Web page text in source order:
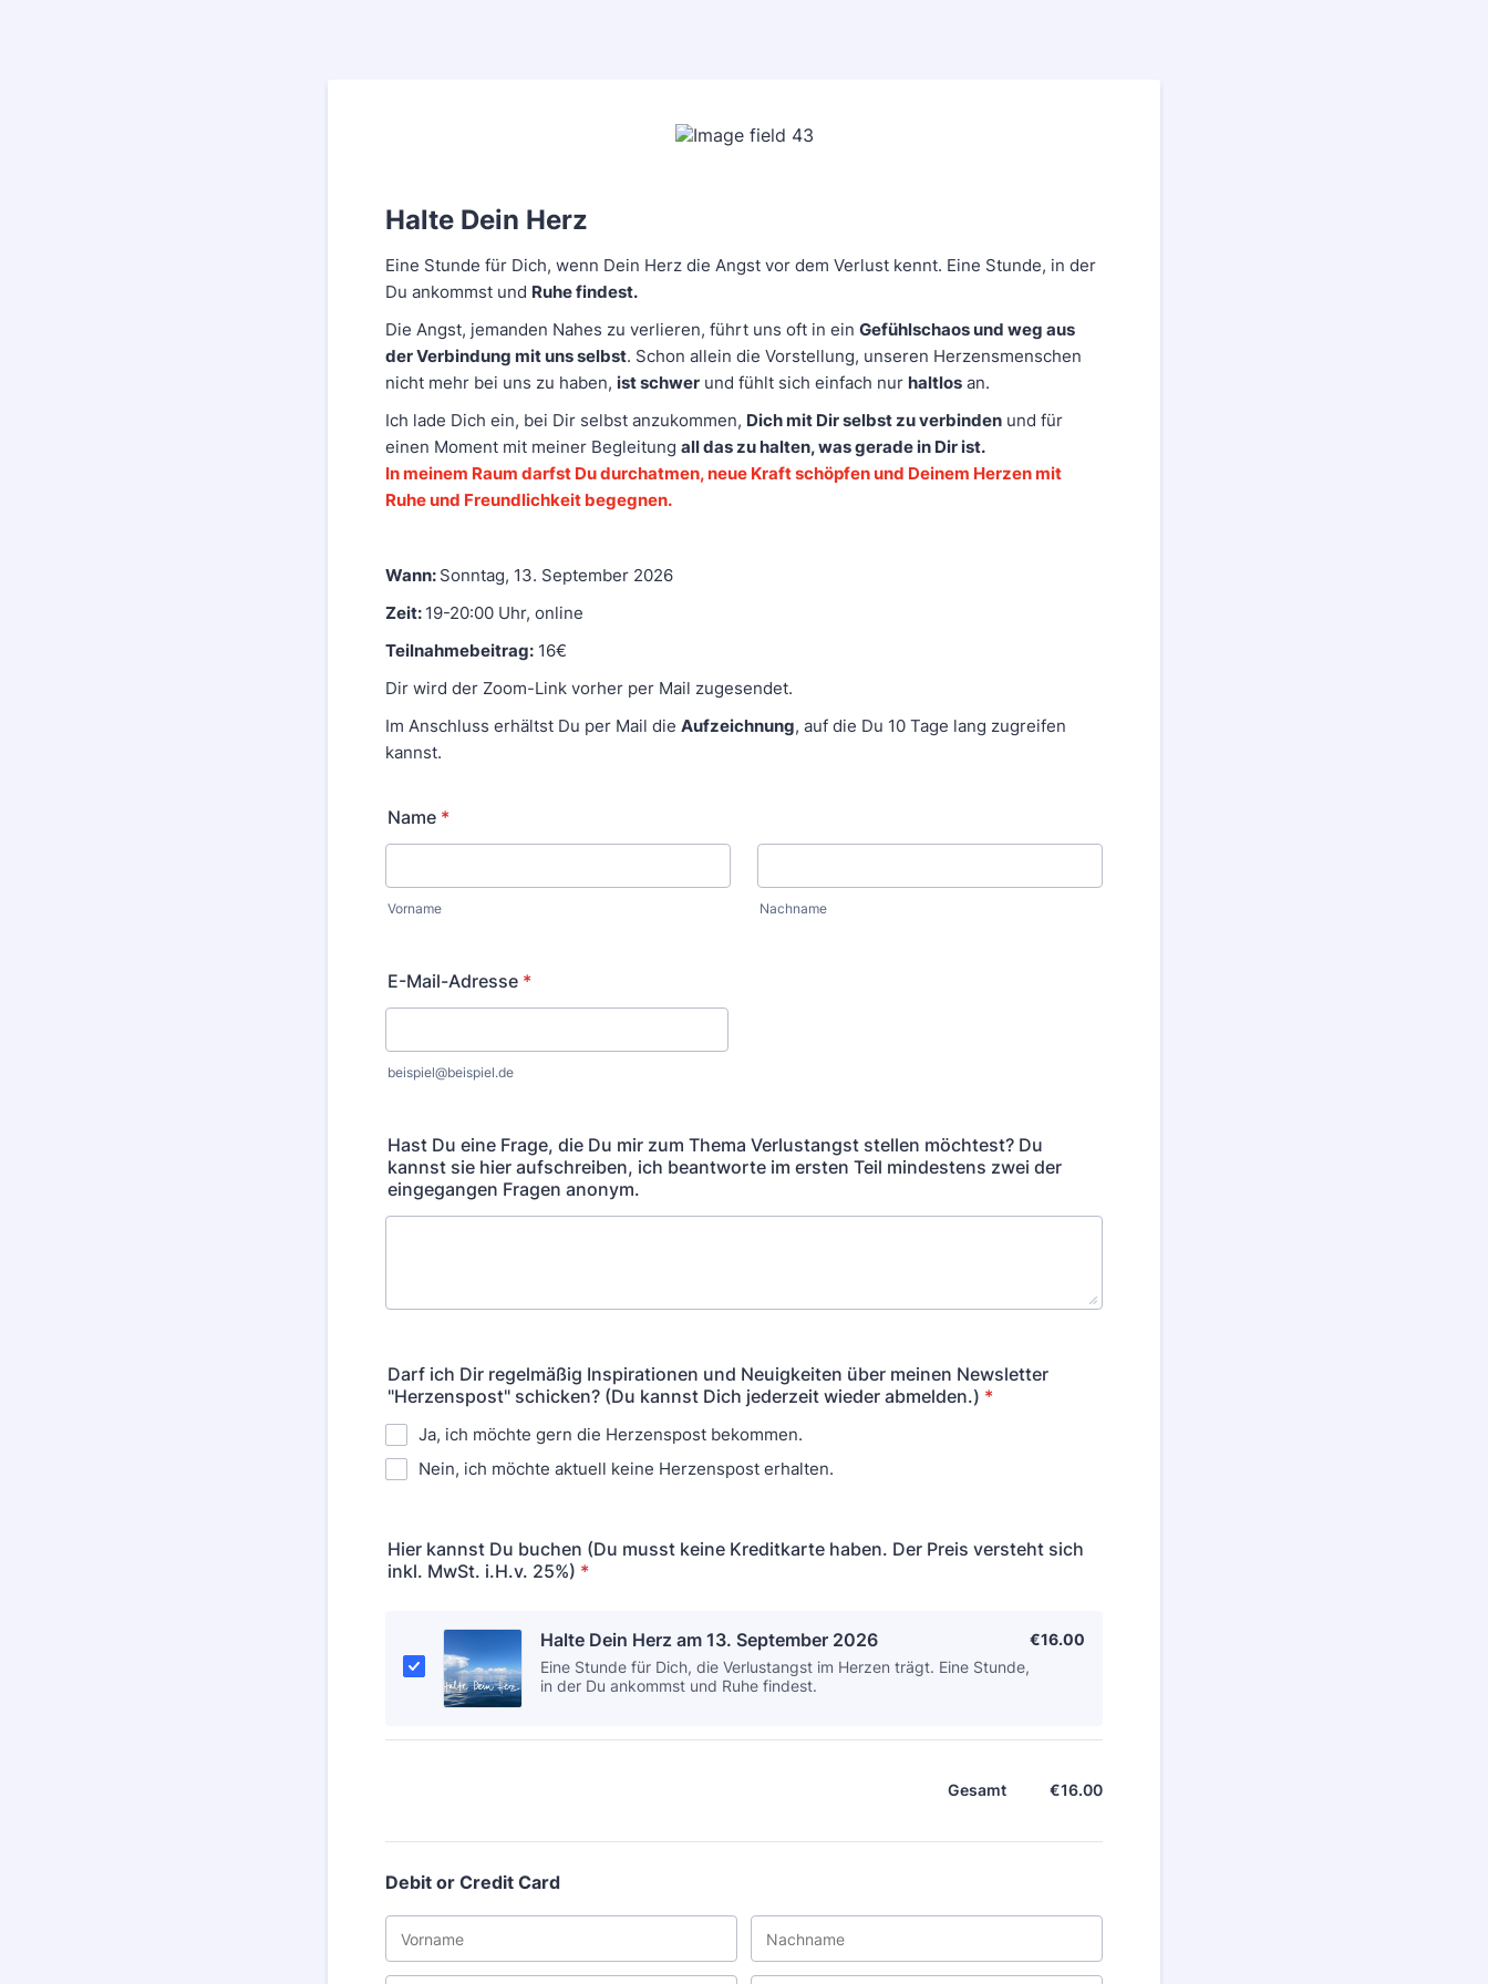
Halte Dein Herz
Eine Stunde für Dich, wenn Dein Herz die Angst vor dem Verlust kennt. Eine Stunde, in der
Du ankommst und Ruhe findest.
Die Angst, jemanden Nahes zu verlieren, führt uns oft in ein Gefühlschaos und weg aus
der Verbindung mit uns selbst. Schon allein die Vorstellung, unseren Herzensmenschen
nicht mehr bei uns zu haben, ist schwer und fühlt sich einfach nur haltlos an.
Ich lade Dich ein, bei Dir selbst anzukommen, Dich mit Dir selbst zu verbinden und für
einen Moment mit meiner Begleitung all das zu halten, was gerade in Dir ist.
In meinem Raum darfst Du durchatmen, neue Kraft schöpfen und Deinem Herzen mit
Ruhe und Freundlichkeit begegnen.
Wann: Sonntag, 13. September 2026
Zeit: 19-20:00 Uhr, online
Teilnahmebeitrag: 16€
Dir wird der Zoom-Link vorher per Mail zugesendet.
Im Anschluss erhältst Du per Mail die Aufzeichnung, auf die Du 10 Tage lang zugreifen
kannst.
Name *
Vorname Nachname
E-Mail-Adresse *
beispiel@beispiel.de
Hast Du eine Frage, die Du mir zum Thema Verlustangst stellen möchtest? Du
kannst sie hier aufschreiben, ich beantworte im ersten Teil mindestens zwei der
eingegangen Fragen anonym.
Darf ich Dir regelmäßig Inspirationen und Neuigkeiten über meinen Newsletter
"Herzenspost" schicken? (Du kannst Dich jederzeit wieder abmelden.) *
Ja, ich möchte gern die Herzenspost bekommen.
Nein, ich möchte aktuell keine Herzenspost erhalten.
Hier kannst Du buchen (Du musst keine Kreditkarte haben. Der Preis versteht sich
inkl. MwSt. i.H.v. 25%) *
Halte Dein Herz am 13. September 2026
Eine Stunde für Dich, die Verlustangst im Herzen trägt. Eine Stunde,
in der Du ankommst und Ruhe findest.
€16.00
€16.00
Gesamt €0.00
€16.00
Debit or Credit Card